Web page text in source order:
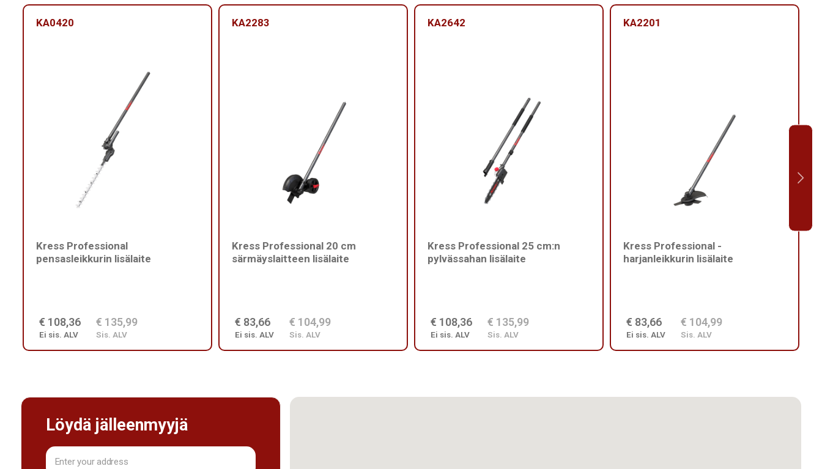
KA0420
Kress Professional
pensasleikkurin lisälaite
€ 108,36
Ei sis. ALV
€ 135,99
Sis. ALV
KA2283
Kress Professional 20 cm
särmäyslaitteen lisälaite
€ 83,66
Ei sis. ALV
€ 104,99
Sis. ALV
KA2642
Kress Professional 25 cm:n
pylvässahan lisälaite
€ 108,36
Ei sis. ALV
€ 135,99
Sis. ALV
KA2201
Kress Professional -
harjanleikkurin lisälaite
€ 83,66
Ei sis. ALV
€ 104,99
Sis. ALV
Löydä jälleenmyyjä